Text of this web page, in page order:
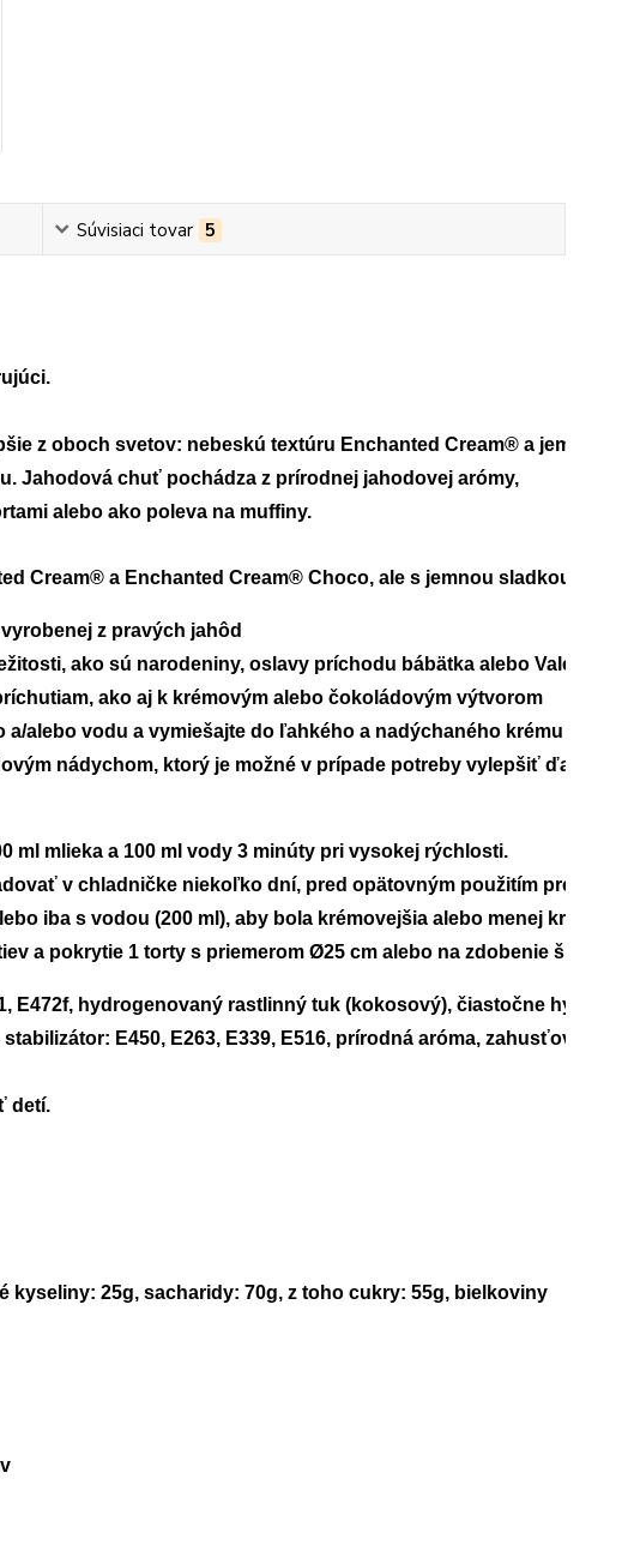
Súvisiaci tovar 5
z oboch svetov: nebeskú textúru Enchanted Cream® a jemnú,
Jahodová chuť pochádza z prírodnej jahodovej arómy,
alebo ako poleva na muffiny.
Cream® a Enchanted Cream® Choco, ale s jemnou sladkou
z pravých jahôd
ako sú narodeniny, oslavy príchodu bábätka alebo Valentín
ako aj k krémovým alebo čokoládovým výtvorom
alebo vodu a vymiešajte do ľahkého a nadýchaného krému
nádychom, ktorý je možné v prípade potreby vylepšiť ďalšími
ml mlieka a 100 ml vody 3 minúty pri vysokej rýchlosti.
v chladničke niekoľko dní, pred opätovným použitím
iba s vodou (200 ml), aby bola krémovejšia alebo menej
a pokrytie 1 torty s priemerom Ø25 cm alebo na zdobenie špirál
E472f, hydrogenovaný rastlinný tuk (kokosový), čiastočne
E450, E263, E339, E516, prírodná aróma,
detí.
kyseliny: 25g, sacharidy: 70g, z toho cukry: 55g, bielkoviny